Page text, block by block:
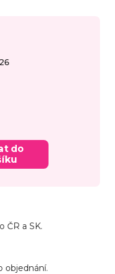
do
ČR a SK.
objednání.